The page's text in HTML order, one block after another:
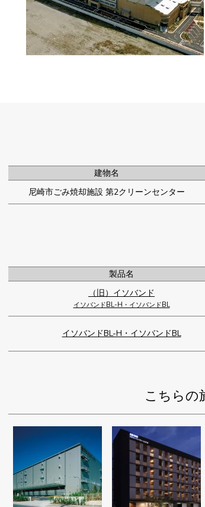
建物名
尼崎市ごみ焼却施設 第2クリーンセンター
製品名
（旧）イソバンド
イソバンドBL-H・イソバンドBL
イソバンドBL-H・イソバンドBL
こちらの